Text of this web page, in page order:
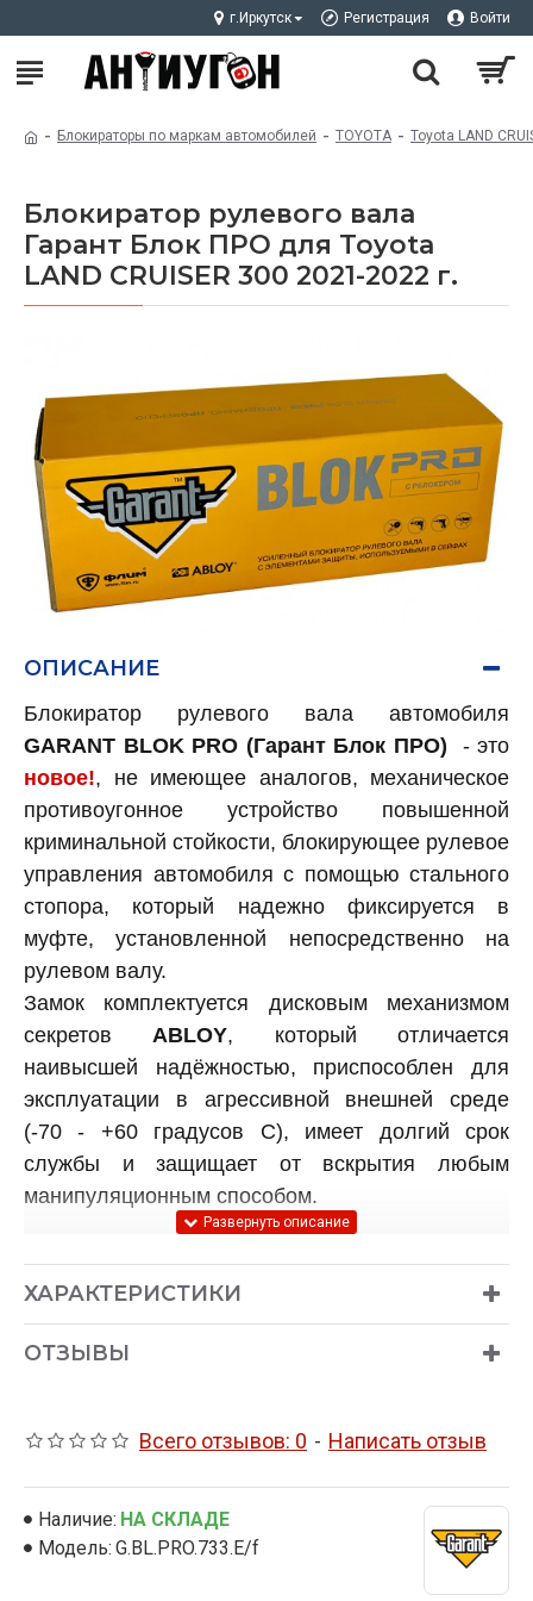
г.Иркутск Регистрация Войти
Блокираторы по маркам автомобилей TOYOTA Toyota LAND
Блокиратор рулевого вала
Гарант Блок ПРО для Toyota
LAND CRUISER 300 2021-2022 г.
ОПИСАНИЕ
Блокиратор рулевого вала автомобиля
GARANT BLOK PRO (Гарант Блок ПРО) - это
новое!, не имеющее аналогов, механическое
противоугонное устройство повышенной
криминальной стойкости, блокирующее рулевое
управления автомобиля с помощью стального
стопора, который надежно фиксируется в
муфте, установленной непосредственно на
рулевом валу.
Замок комплектуется дисковым механизмом
секретов ABLOY, который отличается
наивысшей надёжностью, приспособлен для
эксплуатации в агрессивной внешней среде
(-70 - +60 градусов C), имеет долгий срок
службы и защищает от вскрытия любым
манипуляционным способом.
ОТ БЛОКИРАТОРА ГАРАНТ БЛОК ЛЮКС:
Увеличен диаметр стопора(теперь он
составляет 40мм), что в разы увеличивает
Конструкция стопорасущественно
крепление муфты (так называемые "уши")
от перепиливания.
ХАРАКТЕРИСТИКИ
ОТЗЫВЫ
Всего отзывов: 0 - Написать отзыв
Наличие: НА СКЛАДЕ
Модель: G.BL.PRO.733.E/f